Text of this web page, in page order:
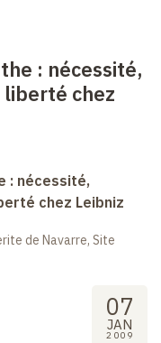
: nécessité,
chez
: nécessité,
chez Leibniz
de Navarre, Site
07
JAN
2009